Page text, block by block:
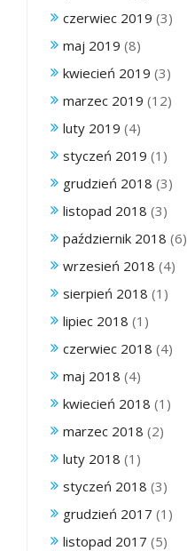
czerwiec 2019 (3)
maj 2019 (8)
kwiecień 2019 (3)
marzec 2019 (12)
luty 2019 (4)
styczeń 2019 (1)
grudzień 2018 (3)
listopad 2018 (3)
październik 2018 (6)
wrzesień 2018 (4)
sierpień 2018 (1)
lipiec 2018 (1)
czerwiec 2018 (4)
maj 2018 (4)
kwiecień 2018 (1)
marzec 2018 (2)
luty 2018 (1)
styczeń 2018 (3)
grudzień 2017 (1)
listopad 2017 (5)